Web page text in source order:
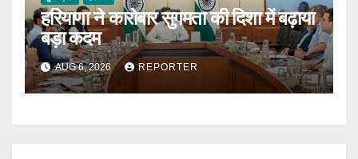
हरियाणा ने कारोबार सुगमता की दिशा में बढ़ाया
बड़ा कदम
AUG 6, 2026 REPORTER